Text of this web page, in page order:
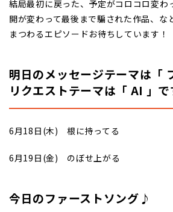
結局最初に戻った、予定がコロコロ変わ
開が変わって最後まで騙された作品、な
まつわるエピソードお待ちしています！
明日のメッセージテーマは「
リクエストテーマは「 AI 」で
6月18日(木) 根に持ってる
6月19日(金) のぼせ上がる
今日のファーストソング♪